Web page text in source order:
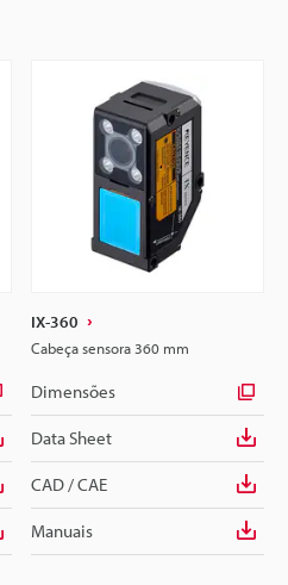
IX-360
Cabeça sensora 360 mm
Dimensões
Data Sheet
CAD / CAE
Manuais